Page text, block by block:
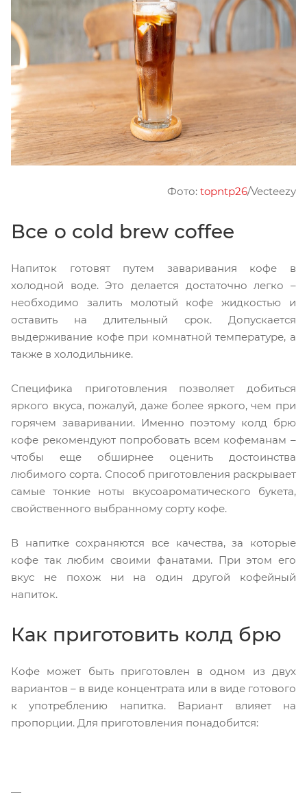
Фото: topntp26/Vecteezy
Все о cold brew coffee
Напиток готовят путем заваривания кофе в
холодной воде. Это делается достаточно легко –
необходимо залить молотый кофе жидкостью и
оставить на длительный срок. Допускается
выдерживание кофе при комнатной температуре, а
также в холодильнике.
Специфика приготовления позволяет добиться
яркого вкуса, пожалуй, даже более яркого, чем при
горячем заваривании. Именно поэтому колд брю
кофе рекомендуют попробовать всем кофеманам –
чтобы еще обширнее оценить достоинства
любимого сорта. Способ приготовления раскрывает
самые тонкие ноты вкусоароматического букета,
свойственного выбранному сорту кофе.
В напитке сохраняются все качества, за которые
кофе так любим своими фанатами. При этом его
вкус не похож ни на один другой кофейный
напиток.
Как приготовить колд брю
Кофе может быть приготовлен в одном из двух
вариантов – в виде концентрата или в виде готового
к употреблению напитка. Вариант влияет на
пропорции. Для приготовления понадобится: